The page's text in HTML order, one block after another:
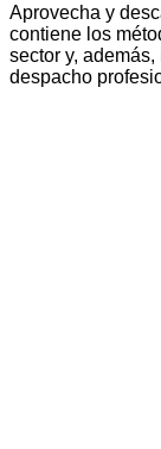
Aprovecha y
contiene los
sector y,
despacho